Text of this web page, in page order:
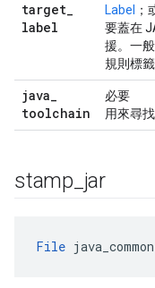
target_
label
Label ；
要蓋在
援。一
規則標
java_
toolchain
必要
用來尋
stamp jar
File